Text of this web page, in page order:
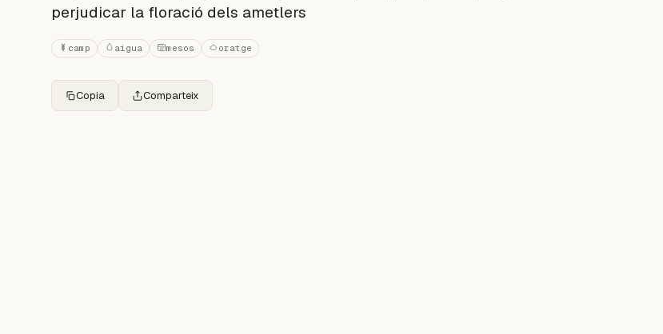
perjudicar la floració dels ametlers
camp aigua mesos oratge
Copia Comparteix